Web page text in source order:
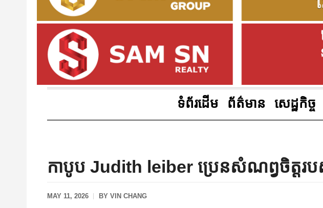
ទំព័រដើម ព័ត៌មាន សេដ្ឋកិច្ច
កាបូប Judith leiber ប្រេនសំណព្វចិត្ត
MAY 11, 2026 BY VIN CHANG